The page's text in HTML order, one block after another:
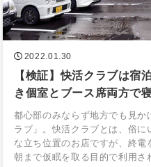
2022.01.30
【検証】快活クラブは宿
き個室とブース席両方で
都心部のみならず地方でも見か
ラブ」。快活クラブとは、俗
な立ち位置のお店ですが、終
朝まで仮眠を取る目的で利用さ